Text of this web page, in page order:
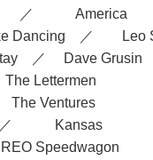
／ America
Dancing ／ Leo
／ Dave Grusin
Ventures
／ Kansas
Speedwagon